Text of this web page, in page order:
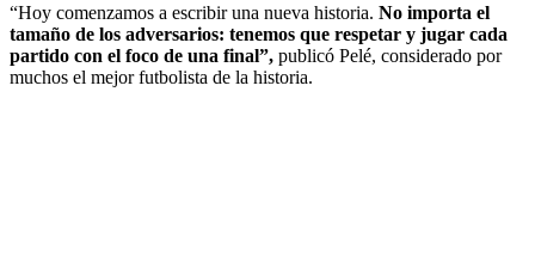
“Hoy comenzamos a escribir una nueva historia. No importa el
tamaño de los adversarios: tenemos que respetar y jugar cada
partido con el foco de una final”, publicó Pelé, considerado por
muchos el mejor futbolista de la historia.